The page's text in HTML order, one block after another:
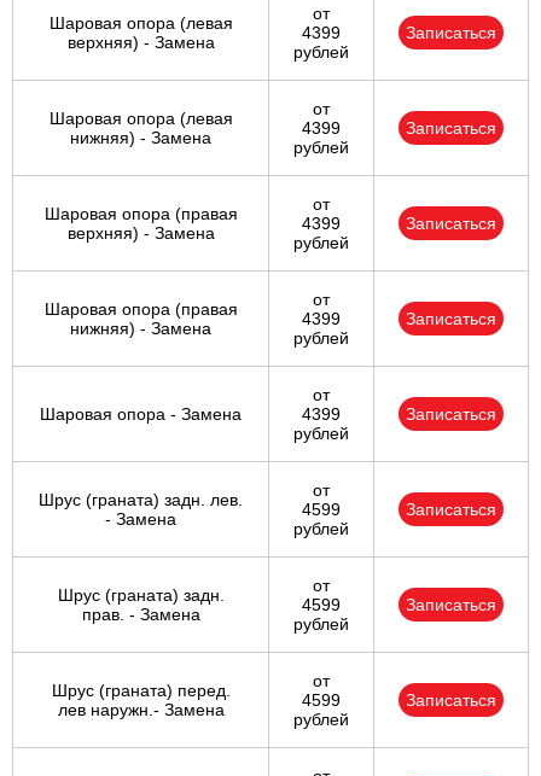
Шаровая опора (левая
верхняя) - Замена
от
4399
рублей
Записаться
Шаровая опора (левая
нижняя) - Замена
от
4399
рублей
Записаться
Шаровая опора (правая
верхняя) - Замена
от
4399
рублей
Записаться
Шаровая опора (правая
нижняя) - Замена
от
4399
рублей
Записаться
Шаровая опора - Замена
от
4399
рублей
Записаться
Шрус (граната) задн. лев.
- Замена
от
4599
рублей
Записаться
Шрус (граната) задн.
прав. - Замена
от
4599
рублей
Записаться
Шрус (граната) перед.
лев наружн.- Замена
от
4599
рублей
Записаться